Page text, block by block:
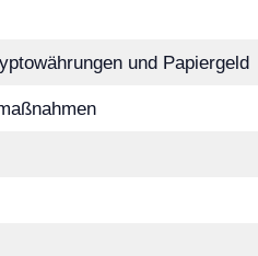
und Papiergeld